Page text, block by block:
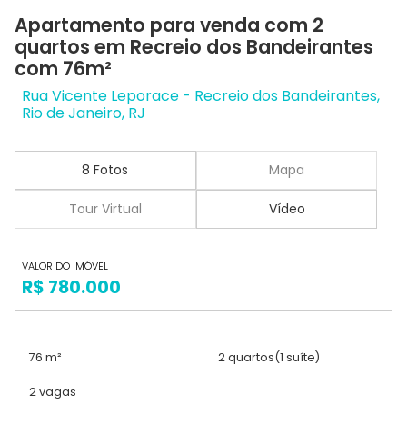
Apartamento para venda com 2
quartos em Recreio dos Bandeirantes
com 76m²
Rua Vicente Leporace - Recreio dos Bandeirantes,
Rio de Janeiro, RJ
8 Fotos Mapa
Tour Virtual Vídeo
VALOR DO IMÓVEL
R$ 780.000
76 m² 2 quartos(1 suíte)
2 vagas